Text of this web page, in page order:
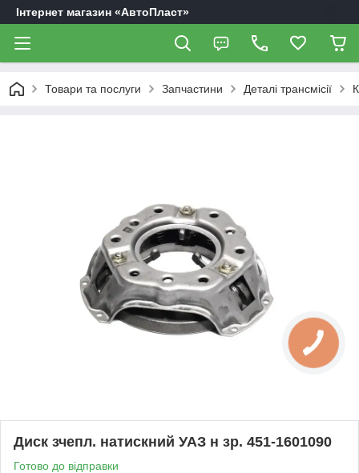
Інтернет магазин «АвтоПласт»
Товари та послуги Запчастини Деталі трансмісії
Диск зчепл. натискний УАЗ н зр. 451-1601090
Готово до відправки